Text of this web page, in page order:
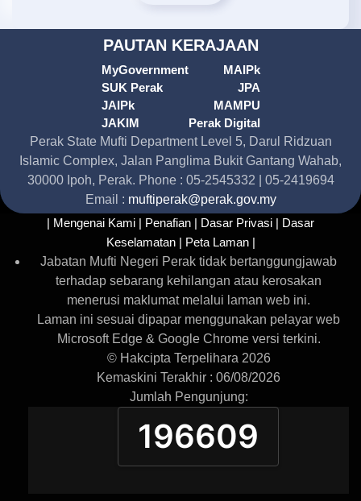
PAUTAN KERAJAAN
MyGovernment
SUK Perak
JAIPk
JAKIM
MAIPk
JPA
MAMPU
Perak Digital
Perak State Mufti Department Level 5, Darul Ridzuan
Islamic Complex, Jalan Panglima Bukit Gantang Wahab,
30000 Ipoh, Perak. Phone : 05-2545332 | 05-2419694
Email : muftiperak@perak.gov.my
| Mengenai Kami | Penafian | Dasar Privasi | Dasar
Keselamatan | Peta Laman |
Jabatan Mufti Negeri Perak tidak bertanggungjawab
terhadap sebarang kehilangan atau kerosakan
menerusi maklumat melalui laman web ini.
Laman ini sesuai dipapar menggunakan pelayar web
Microsoft Edge & Google Chrome versi terkini.
© Hakcipta Terpelihara 2026
Kemaskini Terakhir : 06/08/2026
Jumlah Pengunjung:
196609